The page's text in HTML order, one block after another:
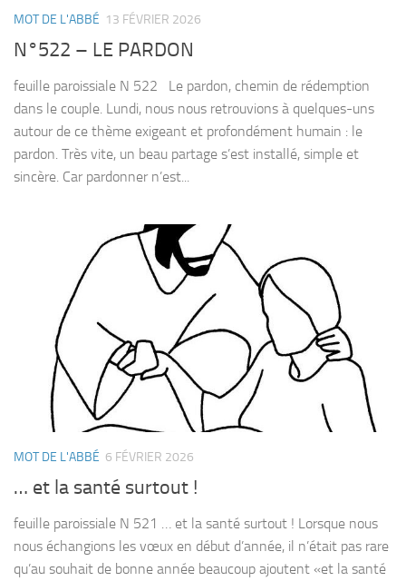
MOT DE L'ABBÉ 13 FÉVRIER 2026
N°522 – LE PARDON
feuille paroissiale N 522 Le pardon, chemin de rédemption
dans le couple. Lundi, nous nous retrouvions à quelques-uns
autour de ce thème exigeant et profondément humain : le
pardon. Très vite, un beau partage s’est installé, simple et
sincère. Car pardonner n’est...
MOT DE L'ABBÉ 6 FÉVRIER 2026
… et la santé surtout !
feuille paroissiale N 521 … et la santé surtout ! Lorsque nous
nous échangions les vœux en début d’année, il n’était pas rare
qu’au souhait de bonne année beaucoup ajoutent «et la santé